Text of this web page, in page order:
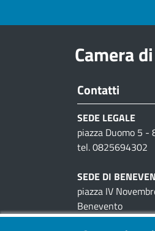
Camera
Contatti
SEDE LEGALE
piazza Duomo 5
tel. 0825694302
SEDE DI
piazza IV
Benevento
tel. 0824300111